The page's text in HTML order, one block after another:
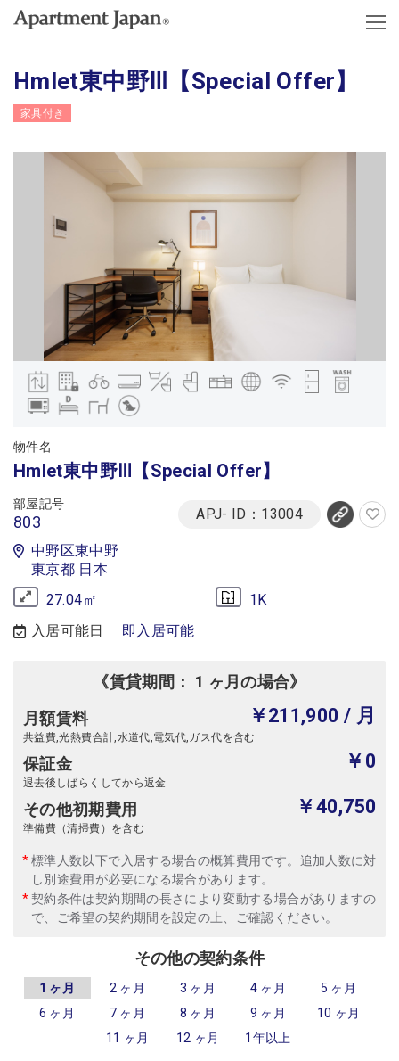
Hmlet東中野Ⅲ【Special Offer】
家具付き
物件名
Hmlet東中野Ⅲ【Special Offer】
部屋記号
803 APJ- ID：13004
中野区東中野
東京都 日本
27.04㎡
1K
入居可能日
即入居可能
《賃貸期間： 1 ヶ月の場合》
月額賃料
￥211,900 / 月
共益費,光熱費合計,水道代,電気代,ガス代を含む
保証金 ￥0
退去後しばらくしてから返金
その他初期費用 ￥40,750
準備費（清掃費）を含む
標準人数以下で入居する場合の概算費用です。追加人数に対
し別途費用が必要になる場合があります。
契約条件は契約期間の長さにより変動する場合がありますの
で、ご希望の契約期間を設定の上、ご確認ください。
その他の契約条件
1 ヶ月 2 ヶ月 3 ヶ月 4 ヶ月
5 ヶ月
6 ヶ月
7 ヶ月 8 ヶ月 9 ヶ月
10 ヶ月
11 ヶ月
12 ヶ月 1年以上